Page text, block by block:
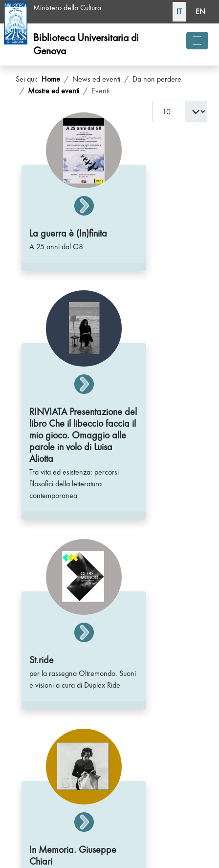
Ministero della Cultura Seleziona la tua
IT EN
Biblioteca Universitaria di
Genova
menu
Sei qui: Home News ed eventi
Da non perdere
Mostre ed eventi
Eventi
La guerra è (In)finita
A 25 anni dal G8
RINVIATA Presentazione del
libro Che il libeccio faccia il
mio gioco. Omaggio alle
parole in volo di Luisa
Aliotta
Tra vita ed esistenza: percorsi
filosofici della letteratura
contemporanea
St.ride
per la rassegna Oltremondo. Suoni
e visioni a cura di Duplex Ride
In Memoria. Giuseppe
Chiari